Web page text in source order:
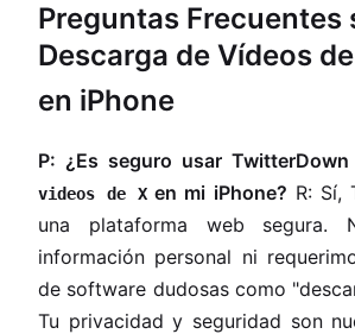
Preguntas Frecuentes
Descarga de Vídeos
en iPhone
P: ¿Es seguro usar TwitterDown
videos de X en mi iPhone? R: Sí,
una plataforma web segura.
información personal ni
de software dudosas como
Tu privacidad y seguridad son